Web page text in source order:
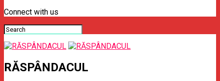
Connect with us
RĂSPÂNDACUL